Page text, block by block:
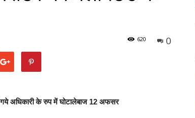
0
620
अधिकारी के रुप में घोटालेबाज 12 अफसर